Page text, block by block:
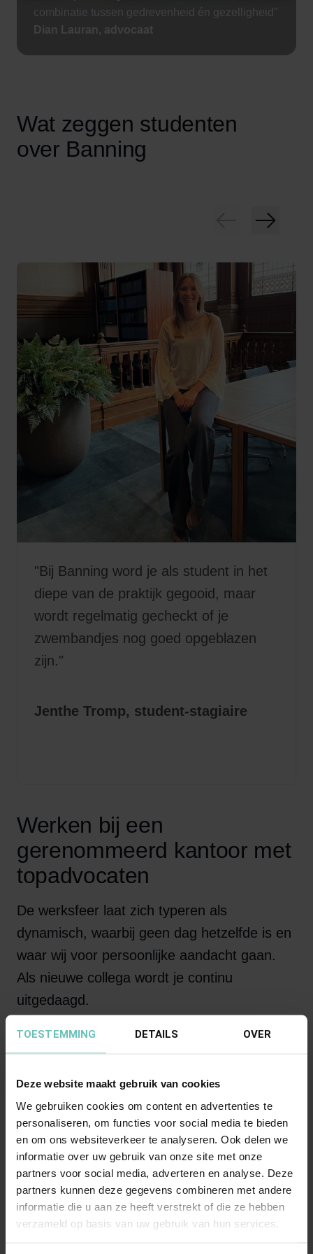
TOESTEMMING DETAILS OVER
Deze website maakt gebruik van cookies
We gebruiken cookies om content en advertenties te
personaliseren, om functies voor social media te bieden
en om ons websiteverkeer te analyseren. Ook delen we
informatie over uw gebruik van onze site met onze
partners voor social media, adverteren en analyse. Deze
partners kunnen deze gegevens combineren met andere
informatie die u aan ze heeft verstrekt of die ze hebben
verzameld op basis van uw gebruik van hun services.
combinatie tussen gedrevenheid én gezelligheid"
Dian Lauran, advocaat
Wat zeggen studenten
over Banning
"Bij Banning word je als student in het
diepe van de praktijk gegooid, maar
wordt regelmatig gecheckt of je
zwembandjes nog goed opgeblazen
zijn."
Jenthe Tromp, student-stagiaire
Werken bij een
gerenommeerd kantoor met
topadvocaten
De werksfeer laat zich typeren als
dynamisch, waarbij geen dag hetzelfde is en
waar wij voor persoonlijke aandacht gaan.
Als nieuwe collega wordt je continu
uitgedaagd.
46
werkzaam zijn op alle rechtsgebieden die
voor ondernemingen en particulieren
relevant zijn.
25stafmedewerkers
Een sterk team dat zorgt voor de